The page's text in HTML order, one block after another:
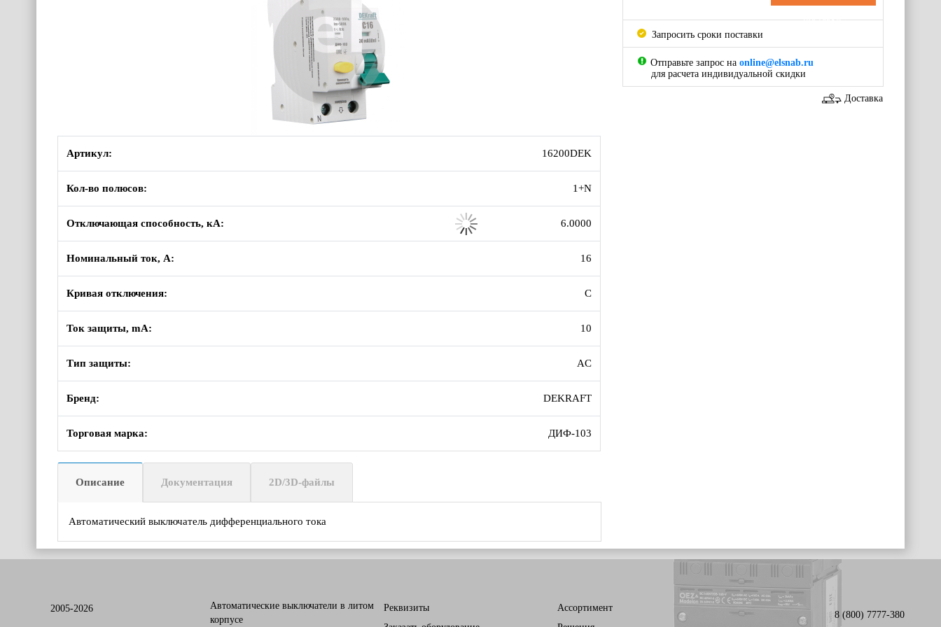
Артикул: 16200DEK
Кол-во полюсов: 1+N
Отключающая способность, кА: 6.0000
Номинальный ток, А: 16
Кривая отключения: C
Ток защиты, mA: 10
Тип защиты: AC
Бренд: DEKRAFT
Торговая марка: ДИФ-103
Описание Документация 2D/3D-файлы
Автоматический выключатель дифференциального тока
поставки
Запросить сроки поставки
Отправьте запрос на online@elsnab.ru
для расчета индивидуальной скидки
Доставка
2005-2026
Автоматические выключатели в литом
корпусе
Реквизиты
Ассортимент
8 (800) 7777-380